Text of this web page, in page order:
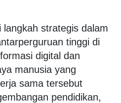
langkah strategis dalam
tinggi di
digital dan
manusia yang
sama tersebut
pendidikan,